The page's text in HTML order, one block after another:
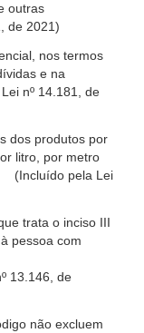
outras
de 2021)
nos termos
e na
nº 14.181, de
dos produtos por
litro, por metro
(Incluído pela Lei
trata o inciso III
pessoa com
de
não excluem